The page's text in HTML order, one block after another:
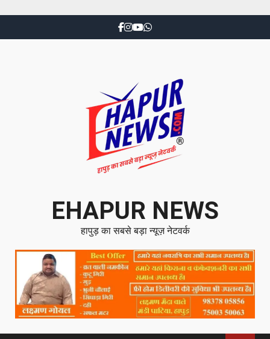
EHAPUR NEWS
हापुड़ का सबसे बड़ा न्यूज़ नेटवर्क